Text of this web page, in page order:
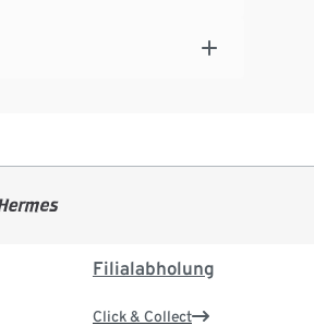
Filialabholung
Click & Collect